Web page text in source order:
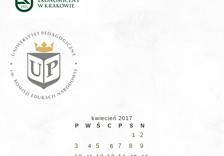
kwiecień 2017
P
W Ś C P S
N
1
2
3
4 5 6 7 8
9